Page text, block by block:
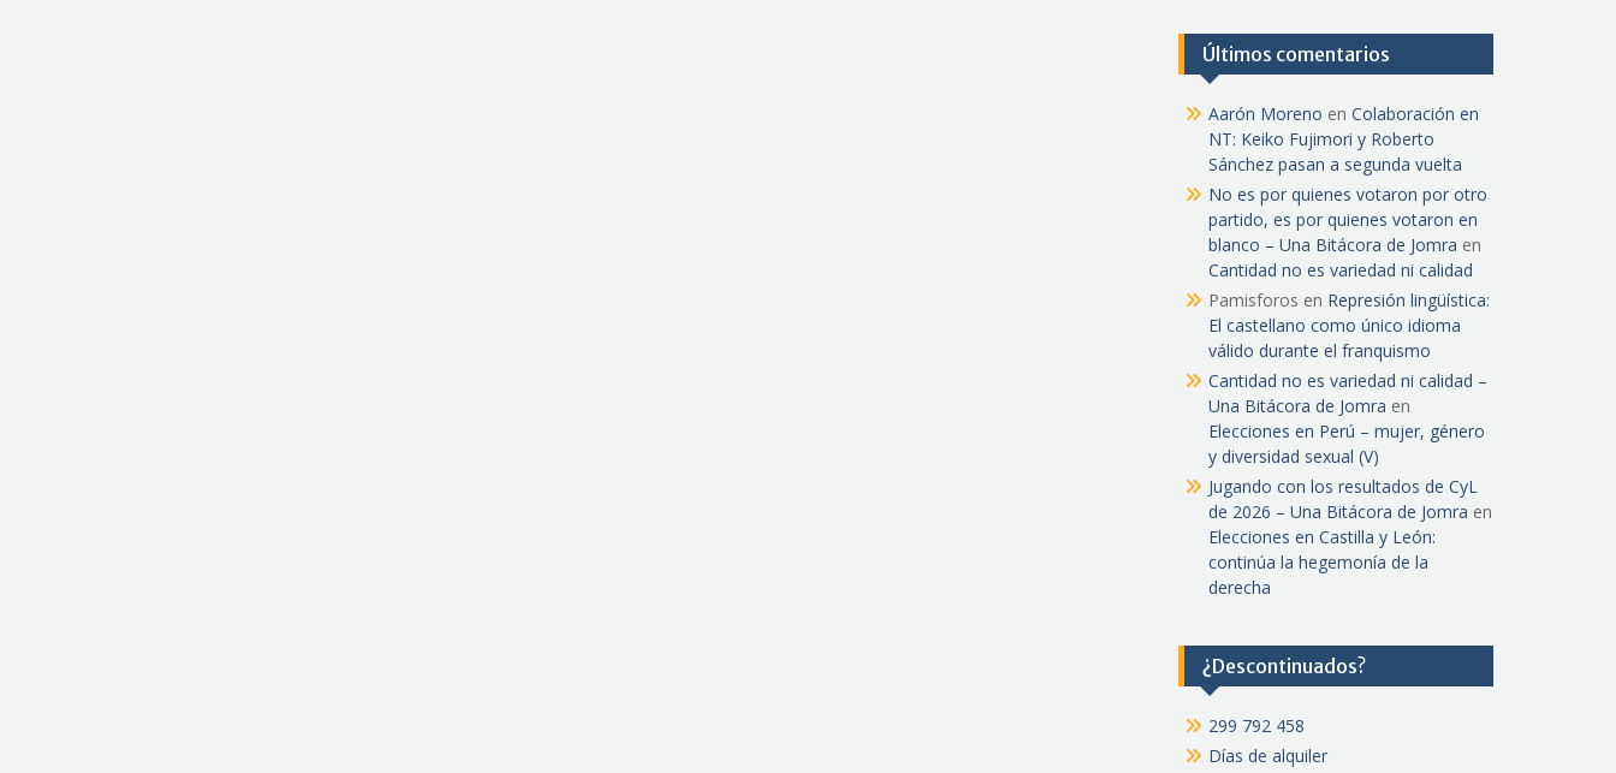
Últimos comentarios
Aarón Moreno en Colaboración en
NT: Keiko Fujimori y Roberto
Sánchez pasan a segunda vuelta
No es por quienes votaron por otro
partido, es por quienes votaron en
blanco – Una Bitácora de Jomra en
Cantidad no es variedad ni calidad
Pamisforos en Represión lingüística:
El castellano como único idioma
válido durante el franquismo
Cantidad no es variedad ni calidad –
Una Bitácora de Jomra en
Elecciones en Perú – mujer, género
y diversidad sexual (V)
Jugando con los resultados de CyL
de 2026 – Una Bitácora de Jomra en
Elecciones en Castilla y León:
continúa la hegemonía de la
derecha
¿Descontinuados?
299 792 458
Días de alquiler